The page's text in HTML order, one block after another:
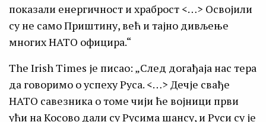
показали енергичност и храброст <…> Освојили
су не само Приштину, већ и тајно дивљење
многих НАТО официра.“
The Irish Times је писао: „След догађаја нас тера
да говоримо о успеху Руса. <…> Дечје свађе
НАТО савезника о томе чији ће војници први
ући на Косово дали су Русима шансу, и Руси су је